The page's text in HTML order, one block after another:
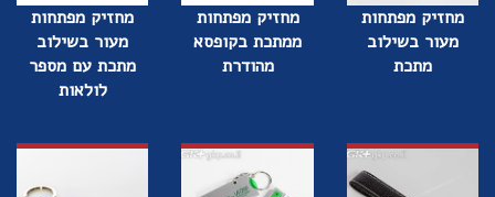
מחזיק מפתחות
מעור בשילוב
מתכת
מחזיק מפתחות
ממתכת בקופסא
מהודרת
מחזיק מפתחות
מעור בשילוב
מתכת עם מספר
לולאות